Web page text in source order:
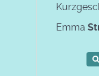
Emma